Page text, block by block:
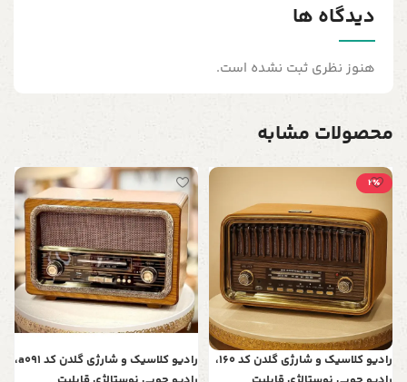
دیدگاه ها
هنوز نظری ثبت نشده است.
محصولات مشابه
2٪
رادیو کلاسیک و شارژی گلدن کد 160،
رادیو کلاسیک و شارژی گلدن کد a091،